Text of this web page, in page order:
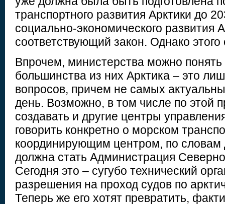
транспортного развития Арктики до
социально-экономического развития
соответствующий закон. Однако
Впрочем, министерства можно понять
большинства из них Арктика – это
вопросов, причем не самых
день. Возможно, в том числе по этой
создавать и другие центры
говорить конкретно о морском
координирующим центром, по словам
должна стать Администрация
Сегодня это – сугубо технический
разрешения на проход судов по
Теперь же его хотят превратить,